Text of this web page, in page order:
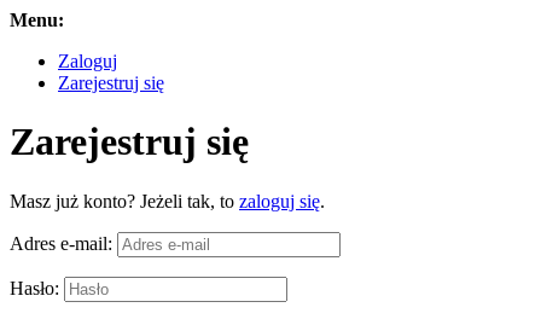
Menu:
Zaloguj
Zarejestruj się
Zarejestruj się
Masz już konto? Jeżeli tak, to zaloguj się.
Adres e-mail:
Hasło: